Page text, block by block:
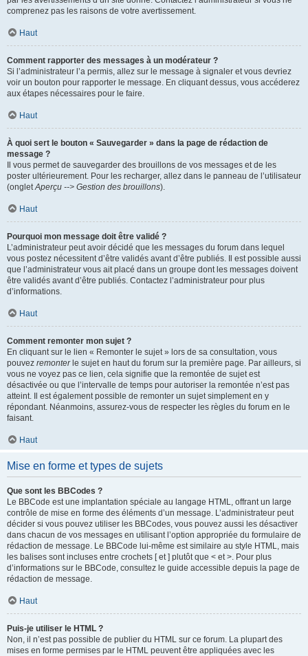
comprenez pas les raisons de votre avertissement.
Haut
Comment rapporter des messages à un modérateur ?
Si l’administrateur l’a permis, allez sur le message à signaler et vous devriez
voir un bouton pour rapporter le message. En cliquant dessus, vous accéderez
aux étapes nécessaires pour le faire.
Haut
À quoi sert le bouton « Sauvegarder » dans la page de rédaction de
message ?
Il vous permet de sauvegarder des brouillons de vos messages et de les
poster ultérieurement. Pour les recharger, allez dans le panneau de l’utilisateur
(ongletAperçu --> Gestion des brouillons).
Haut
Pourquoi mon message doit être validé ?
L’administrateur peut avoir décidé que les messages du forum dans lequel
vous postez nécessitent d’être validés avant d’être publiés. Il est possible aussi
que l’administrateur vous ait placé dans un groupe dont les messages doivent
être validés avant d’être publiés. Contactez l’administrateur pour plus
d’informations.
Haut
Comment remonter mon sujet ?
En cliquant sur le lien « Remonter le sujet » lors de sa consultation, vous
pouvez remonterle sujet en haut du forum sur la première page. Par ailleurs, si
vous ne voyez pas ce lien, cela signifie que la remontée de sujet est
désactivée ou que l’intervalle de temps pour autoriser la remontée n’est pas
atteint. Il est également possible de remonter un sujet simplement en y
répondant. Néanmoins, assurez-vous de respecter les règles du forum en le
faisant.
Haut
Mise en forme et types de sujets
Que sont les BBCodes ?
Le BBCode est une implantation spéciale au langage HTML, offrant un large
contrôle de mise en forme des éléments d’un message. L’administrateur peut
décider si vous pouvez utiliser les BBCodes, vous pouvez aussi les désactiver
dans chacun de vos messages en utilisant l’option appropriée du formulaire de
rédaction de message. Le BBCode lui-même est similaire au style HTML, mais
les balises sont incluses entre crochets [ et ] plutôt que < et >. Pour plus
d’informations sur le BBCode, consultez le guide accessible depuis la page de
rédaction de message.
Haut
Puis-je utiliser le HTML ?
Non, il n’est pas possible de publier du HTML sur ce forum. La plupart des
mises en forme permises par le HTML peuvent être appliquées avec les